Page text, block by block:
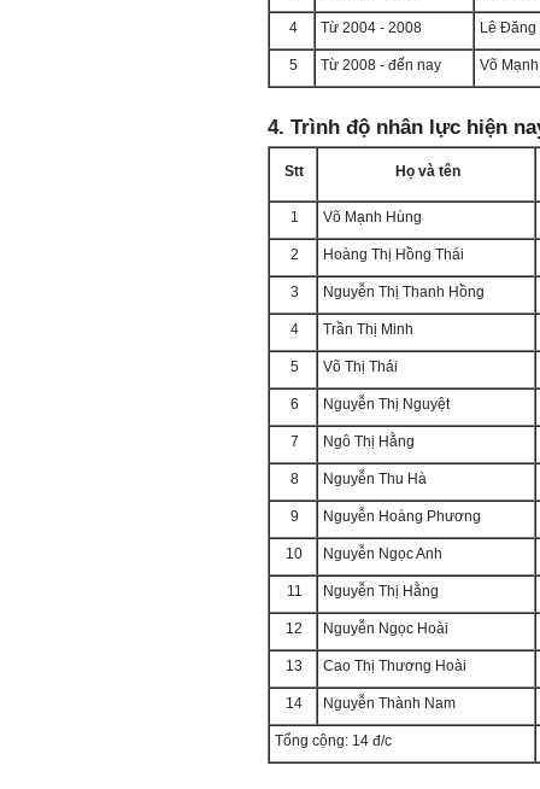
4 Từ 2004 - 2008 Lê Đăng
5 Từ 2008 - đến nay Võ
4. Trình độ nhân lực hiện
Stt Họ và tên
1 Võ Mạnh Hùng
2 Hoàng Thị Hồng Thái
3 Nguyễn Thị Thanh Hồng
4 Trần Thị Minh
5 Võ Thị Thái
6 Nguyễn Thị Nguyệt
7 Ngô Thị Hằng
8 Nguyễn Thu Hà
9 Nguyễn Hoàng Phương
10 Nguyễn Ngọc Anh
11 Nguyễn Thị Hằng
12 Nguyễn Ngọc Hoài
13 Cao Thị Thương Hoài
14 Nguyễn Thành Nam
Tổng cộng: 14 đ/c